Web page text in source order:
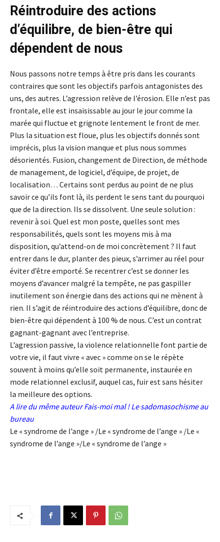
Réintroduire des actions
d’équilibre, de bien-être qui
dépendent de nous
Nous passons notre temps à être pris dans les courants
contraires que sont les objectifs parfois antagonistes des
uns, des autres. L’agression relève de l’érosion. Elle n’est pas
frontale, elle est insaisissable au jour le jour comme la
marée qui fluctue et grignote lentement le front de mer.
Plus la situation est floue, plus les objectifs donnés sont
imprécis, plus la vision manque et plus nous sommes
désorientés. Fusion, changement de Direction, de méthode
de management, de logiciel, d’équipe, de projet, de
localisation… Certains sont perdus au point de ne plus
savoir ce qu’ils font là, ils perdent le sens tant du pourquoi
que de la direction. Ils se dissolvent. Une seule solution :
revenir à soi. Quel est mon poste, quelles sont mes
responsabilités, quels sont les moyens mis à ma
disposition, qu’attend-on de moi concrètement ? Il faut
entrer dans le dur, planter des pieux, s’arrimer au réel pour
éviter d’être emporté. Se recentrer c’est se donner les
moyens d’avancer malgré la tempête, ne pas gaspiller
inutilement son énergie dans des actions qui ne mènent à
rien. Il s’agit de réintroduire des actions d’équilibre, donc de
bien-être qui dépendent à 100 % de nous. C’est un contrat
gagnant-gagnant avec l’entreprise.
L’agression passive, la violence relationnelle font partie de
votre vie, il faut vivre « avec » comme on se le répète
souvent à moins qu’elle soit permanente, instaurée en
mode relationnel exclusif, auquel cas, fuir est sans hésiter
la meilleure des options.
A lire du même auteurFais-moi mal ! Le sadomasochisme au
bureau
Le « syndrome de l’ange » /Le « syndrome de l’ange » /Le «
syndrome de l’ange »/Le « syndrome de l’ange »